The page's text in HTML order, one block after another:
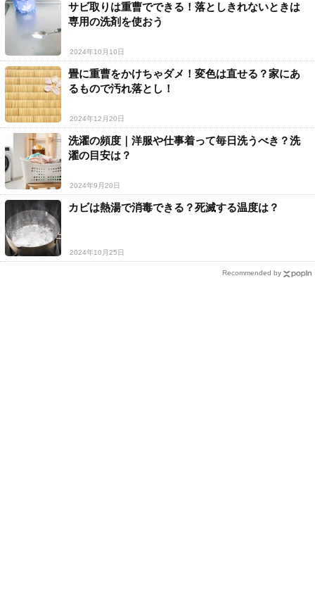
サビ取りは重曹でできる！落としきれないときは
専用の洗剤を使おう
2024年10月10日
畳に重曹をかけちゃダメ！変色は直せる？家にあ
るもので汚れ落とし！
2024年12月20日
洗濯の頻度｜洋服や仕事着って毎日洗うべき？洗
濯の目安は？
2024年9月20日
カビは熱湯で消毒できる？死滅する温度は？
2024年10月25日
Recommended by